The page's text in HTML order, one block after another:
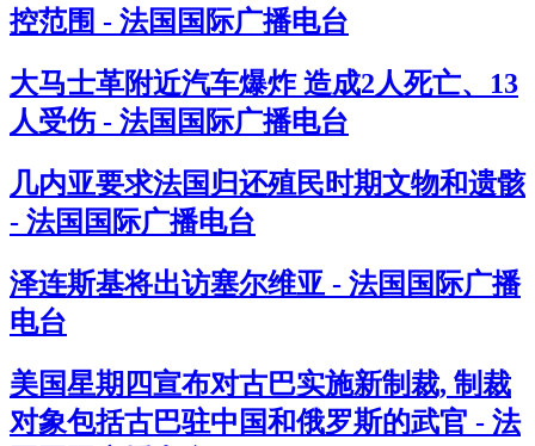
控范围 - 法国国际广播电台
大马士革附近汽车爆炸 造成2人死亡、13
人受伤 - 法国国际广播电台
几内亚要求法国归还殖民时期文物和遗骸
- 法国国际广播电台
泽连斯基将出访塞尔维亚 - 法国国际广播
电台
美国星期四宣布对古巴实施新制裁, 制裁
对象包括古巴驻中国和俄罗斯的武官 - 法